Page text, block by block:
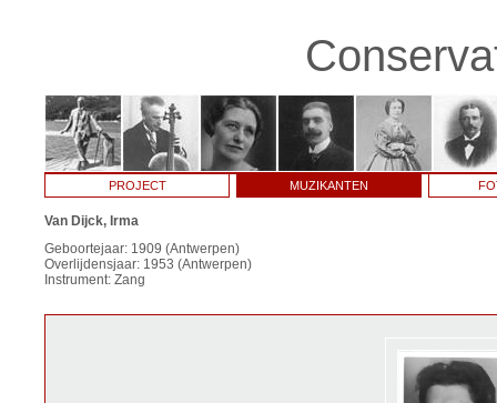
PROJECT MUZIKANTEN
Van Dijck, Irma
Geboortejaar: 1909 (Antwerpen)
Overlijdensjaar: 1953 (Antwerpen)
Instrument: Zang